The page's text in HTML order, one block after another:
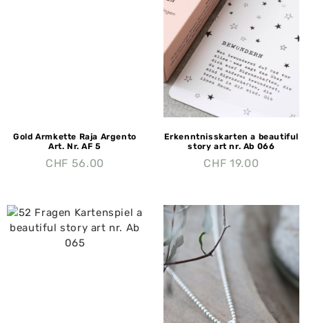
Gold Armkette Raja Argento
Art. Nr. AF 5
CHF 56.00
Erkenntnisskarten a beautiful
story art nr. Ab 066
CHF 19.00